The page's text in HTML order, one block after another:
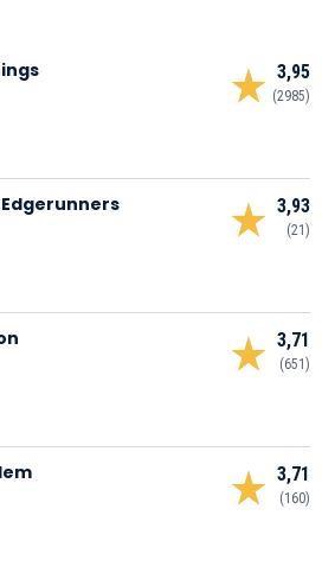
3,95
(2985)
3,93
(21)
3,71
(651)
3,71
(160)